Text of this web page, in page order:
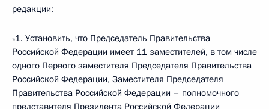
редакции:
«1. Установить, что Председатель Правительства
Российской Федерации имеет 11 заместителей, в том числе
одного Первого заместителя Председателя Правительства
Российской Федерации, Заместителя Председателя
Правительства Российской Федерации – полномочного
представителя Президента Российской Федерации